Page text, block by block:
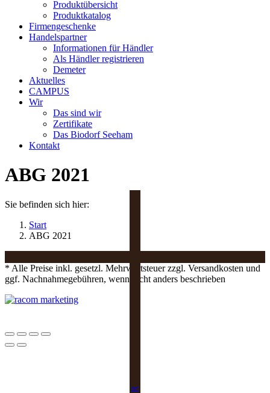
Produktübersicht
Produktkatalog
Firmengeschenke
Handelspartner
Informationen für Händler
Als Händler registrieren
Demeter
Aktuelles
CAMPUS
Wir
Das sind wir
Zertifikate
Das Biodorf Seeham
Kontakt
ABG 2021
Sie befinden sich hier:
Start
ABG 2021
* Alle Preise inkl. gesetzl. Mehrwertsteuer zzgl. Versandkosten und
ggf. Nachnahmegebühren, wenn nicht anders beschrieben